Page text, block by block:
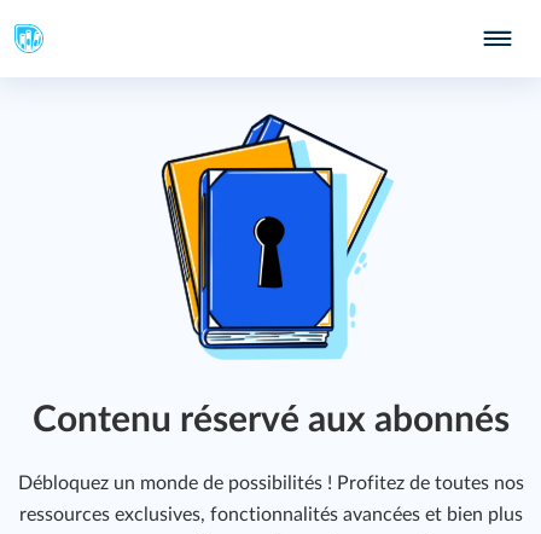
Contenu réservé aux abonnés
Débloquez un monde de possibilités ! Profitez de toutes nos
ressources exclusives, fonctionnalités avancées et bien plus